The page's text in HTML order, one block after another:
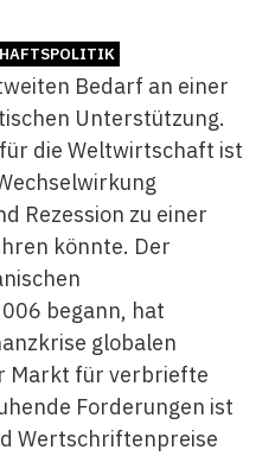
Bedarf an einer
Unterstützung.
die Weltwirtschaft ist
Rezession zu einer
könnte. Der
begann, hat
globalen
Markt für verbriefte
Forderungen ist
Wertschriftenpreise